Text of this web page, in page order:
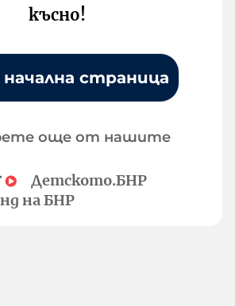
късно!
страница
още от нашите
Детското.БНР
на БНР